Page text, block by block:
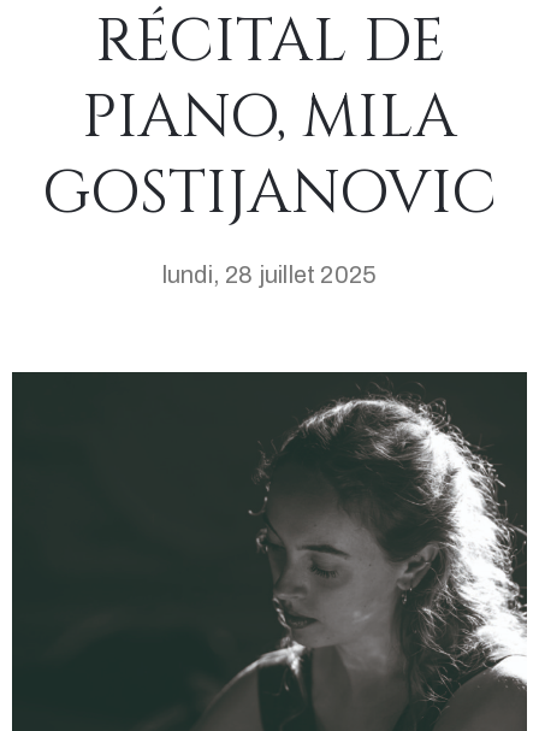
ContactRÉCITAL DE
PIANO, MILA
GOSTIJANOVIC
lundi, 28 juillet 2025